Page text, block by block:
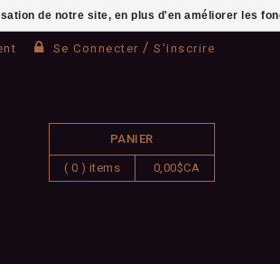
Se Connecter / S'inscrire
PANIER
( 0 ) items 0,00$CA
de notre site, en plus d'en améliorer les